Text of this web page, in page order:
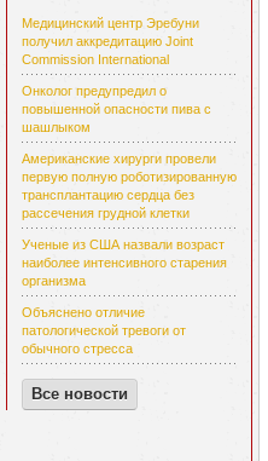
Медицинский центр Эребуни
получил аккредитацию Joint
Commission International
Онколог предупредил о
повышенной опасности пива с
шашлыком
Американские хирурги провели
первую полную роботизированную
трансплантацию сердца без
рассечения грудной клетки
Ученые из США назвали возраст
наиболее интенсивного старения
организма
Объяснено отличие
патологической тревоги от
обычного стресса
Все новости